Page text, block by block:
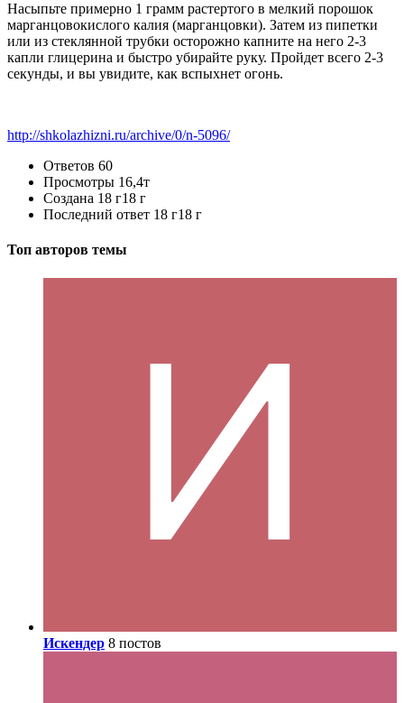
Насыпьте примерно 1 грамм растертого в мелкий порошок
марганцовокислого калия (марганцовки). Затем из пипетки
или из стеклянной трубки осторожно капните на него 2-3
капли глицерина и быстро убирайте руку. Пройдет всего 2-3
секунды, и вы увидите, как вспыхнет огонь.
http://shkolazhizni.ru/archive/0/n-5096/
Ответов 60
Просмотры 16,4т
Создана 18 г18 г
Последний ответ 18 г18 г
Топ авторов темы
Искендер 8 постов